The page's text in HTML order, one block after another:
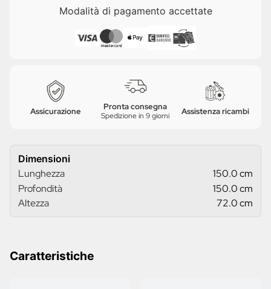
Modalità di pagamento accettate
Assicurazione Pronta consegna
Spedizione in 9 giorni Assistenza ricambi
Dimensioni
Lunghezza
150.0 cm
Profondità
150.0 cm
Altezza
72.0 cm
Caratteristiche